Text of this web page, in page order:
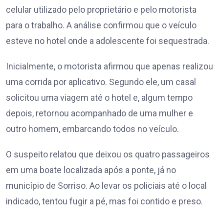
celular utilizado pelo proprietário e pelo motorista
para o trabalho. A análise confirmou que o veículo
esteve no hotel onde a adolescente foi sequestrada.
Inicialmente, o motorista afirmou que apenas realizou
uma corrida por aplicativo. Segundo ele, um casal
solicitou uma viagem até o hotel e, algum tempo
depois, retornou acompanhado de uma mulher e
outro homem, embarcando todos no veículo.
O suspeito relatou que deixou os quatro passageiros
em uma boate localizada após a ponte, já no
município de Sorriso. Ao levar os policiais até o local
indicado, tentou fugir a pé, mas foi contido e preso.